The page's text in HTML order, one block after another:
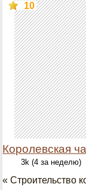
Королевская
10
3k (4 за неделю)
« Строительство